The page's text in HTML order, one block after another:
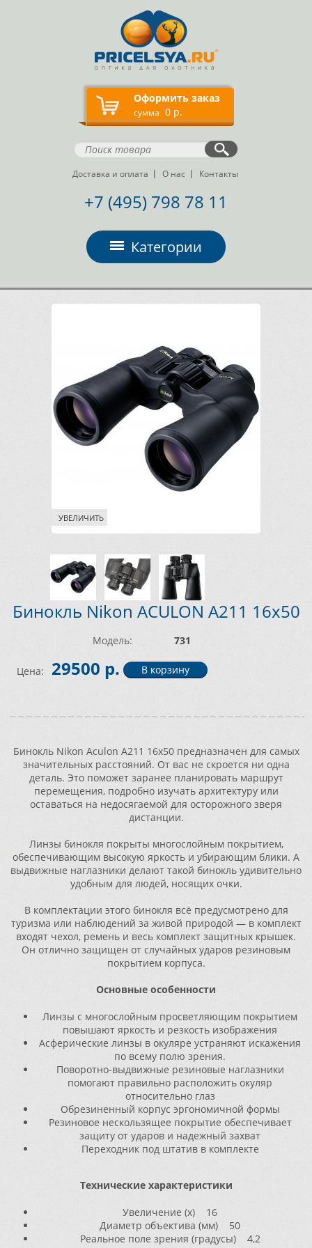
Оформить заказ
сумма 0 р.
Доставка и оплата О нас Контакты
+7 (495) 798 78 11
Категории
УВЕЛИЧИТЬ
Бинокль Nikon ACULON A211 16x50
Модель: 731
Цена: 29500 р.
Бинокль Nikon Aculon A211 16x50 предназначен для самых
значительных расстояний. От вас не скроется ни одна
деталь. Это поможет заранее планировать маршрут
перемещения, подробно изучать архитектуру или
оставаться на недосягаемой для осторожного зверя
дистанции.
Линзы бинокля покрыты многослойным покрытием,
обеспечивающим высокую яркость и убирающим блики. А
выдвижные наглазники делают такой бинокль удивительно
удобным для людей, носящих очки.
В комплектации этого бинокля всё предусмотрено для
туризма или наблюдений за живой природой — в комплект
входят чехол, ремень и весь комплект защитных крышек.
Он отлично защищен от случайных ударов резиновым
покрытием корпуса.
Основные особенности
Линзы с многослойным просветляющим покрытием
повышают яркость и резкость изображения
Асферические линзы в окуляре устраняют искажения
по всему полю зрения.
Поворотно-выдвижные резиновые наглазники
помогают правильно расположить окуляр
относительно глаз
Обрезиненный корпус эргономичной формы
Резиновое нескользящее покрытие обеспечивает
защиту от ударов и надежный захват
Переходник под штатив в комплекте
Технические характеристики
Увеличение (x) 16
Диаметр объектива (мм) 50
Реальное поле зрения (градусы) 4,2